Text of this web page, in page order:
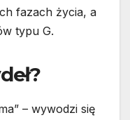
fazach życia, a
typu G.
– wywodzi się